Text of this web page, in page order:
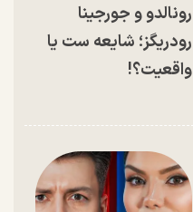
رونالدو و جورجینا
رودریگز؛ شایعه ست یا
واقعیت؟!